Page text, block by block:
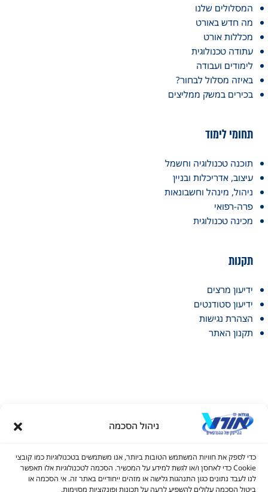
ניהול הסכמה
כדי לספק את חוויות המשתמש הטובות ביותר, אנו משתמשים בטכנולוגיות כמו קובצי
Cookie כדי לאחסן ו/או לגשת למידע על המכשיר. הסכמה לטכנולוגיות אלו תאפשר
לנו לעבד נתונים כגון התנהגות גלישה או מזהים ייחודיים באתר זה. אי הסכמה או
ביטול הסכמה עלולים להשפיע לרעה על תכונות ופונקציות מסוימות.
המסלולים שלנו
מה חדש באורט
מכללות אורט
עתודה טכנולוגית
לימודים ועבודה
באיזה מסלול לבחור?
בכירים במשק ממליצים
תחומי לימוד
תוכנה טכנולוגיה וחשמל
עיצוב, אדריכלות ובניין
ניהול, מינהל וחשבונאות
פרה-רפואי
מכינה טכנולוגית
תקנות
ידיעון מרצים
ידיעון סטודנטים
הצהרת נגישות
תקנון האתר
© כל הזכויות שמורות למכללות אורט 2026
טקסט
טקסט